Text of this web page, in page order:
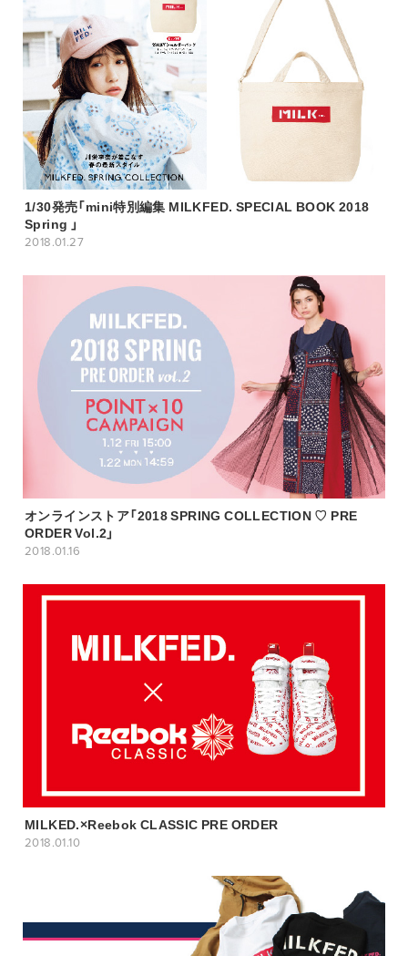
1/30発売「mini特別編集 MILKFED. SPECIAL BOOK 2018
Spring 」
2018.01.27
オンラインストア「2018 SPRING COLLECTION ♡ PRE
ORDER Vol.2」
2018.01.16
MILKED.×Reebok CLASSIC PRE ORDER
2018.01.10